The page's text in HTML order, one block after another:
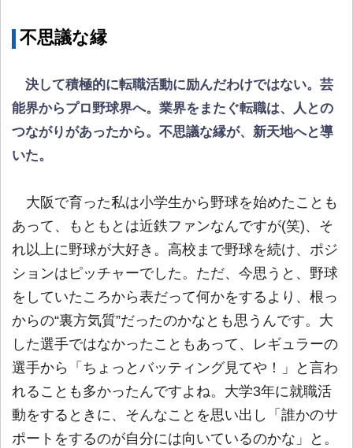
不思議な縁
決して積極的に転職活動に励んだわけではない。芸
能界からプロ野球界へ。業界をまたぐ転職は、人との
つながりがあったから。不思議な縁が、新天地へと導
いた。
大阪で育った私は小学生から野球を始めたことも
あって、もともとは近鉄ファンなんですが(笑)、そ
れ以上に野球が大好き。高校まで野球を続け、ポジ
ションはピッチャーでした。ただ、今思うと、野球
をしていたころから表だって何かをするより、根っ
からの“裏方気質”だったのかなとも思うんです。大
した選手ではなかったこともあって、レギュラーの
選手から「ちょっとバッティング見てや！」と言わ
れることも多かったんですよね。大学3年に就職活
動をするときに、そんなことを思い出し「誰かのサ
ポートをするのが自分には向いているのかな」と。